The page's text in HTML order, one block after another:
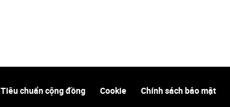
Tiêu chuẩn cộng đồng Cookie Chính sách bảo mật